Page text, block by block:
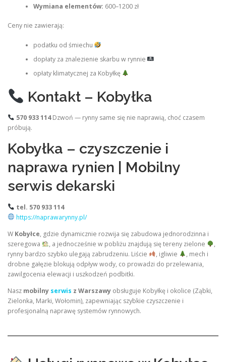
Wymiana elementów: 600–1200 zł
Ceny nie zawierają:
podatku od śmiechu
dopłaty za znalezienie skarbu w rynnie
opłaty klimatycznej za Kobyłkę
Kontakt – Kobyłka
570 933 114Dzwoń — rynny same się nie naprawią, choć czasem
próbują.
Kobyłka – czyszczenie i
naprawa rynien | Mobilny
serwis dekarski
tel. 570 933 114
https://naprawarynny.pl/
W Kobyłce, gdzie dynamicznie rozwija się zabudowa jednorodzinna i
szeregowa
, a jednocześnie w pobliżu znajdują się tereny zielone
,
rynny bardzo szybko ulegają zabrudzeniu. Liście
, igliwie
, mech i
drobne gałęzie blokują odpływ wody, co prowadzi do przelewania,
zawilgocenia elewacji i uszkodzeń podbitki.
Nasz mobilny serwis z Warszawy obsługuje Kobyłkę i okolice (Ząbki,
Zielonka, Marki, Wołomin), zapewniając szybkie czyszczenie i
profesjonalną naprawę systemów rynnowych.